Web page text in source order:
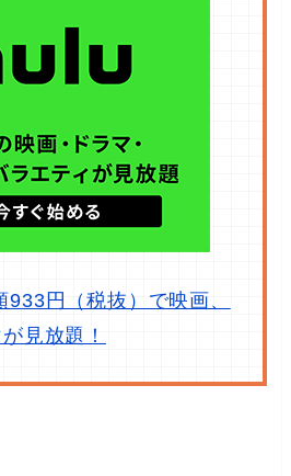
円（税抜）で映画、
見放題！